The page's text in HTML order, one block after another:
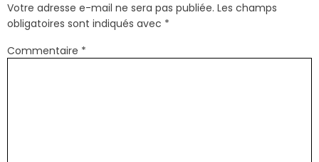
Votre adresse e-mail ne sera pas publiée. Les champs
obligatoires sont indiqués avec *
Commentaire *